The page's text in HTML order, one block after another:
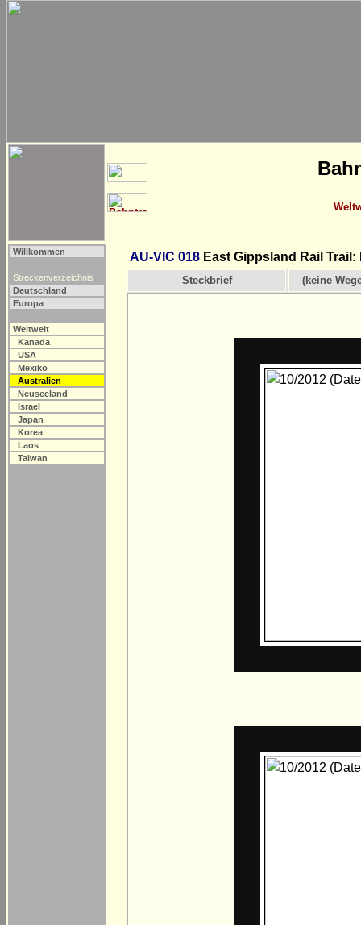
Willkommen
Streckenverzeichnis
Deutschland
Europa
Weltweit
Kanada
USA
Mexiko
Australien
Neuseeland
Israel
Japan
Korea
Laos
Taiwan
AU-VIC 018 East Gippsland Rail
Steckbrief (keine